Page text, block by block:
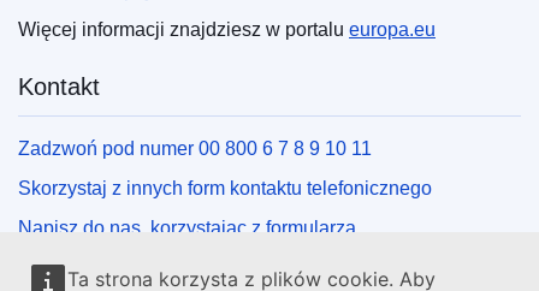
Ta strona korzysta z plików cookie. Aby
Więcej informacji znajdziesz w portalu europa.eu
Kontakt
Zadzwoń pod numer 00 800 6 7 8 9 10 11
Skorzystaj z innych form kontaktu telefonicznego
Napisz do nas, korzystając z formularza
Spotkaj się z nami w lokalnym punkcie UE